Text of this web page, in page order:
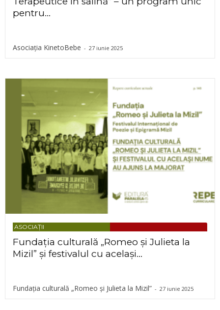
pentru...
Asociația KinetoBebe - 27 iunie 2025
ASOCIAȚII
Fundația culturală „Romeo și Julieta la
Mizil” și festivalul cu același...
Fundația culturală „Romeo și Julieta la Mizil” - 27 iunie 2025